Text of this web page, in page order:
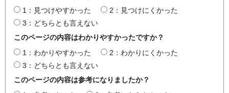
1：見つけやすかった
2：見つけにくかった
3：どちらとも言えない
このページの内容はわかりやすかったですか？
1：わかりやすかった
2：わかりにくかった
3：どちらとも言えない
このページの内容は参考になりましたか？